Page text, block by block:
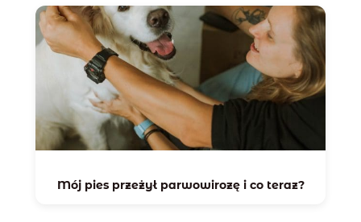
Mój pies przeżył parwowirozę i co teraz?